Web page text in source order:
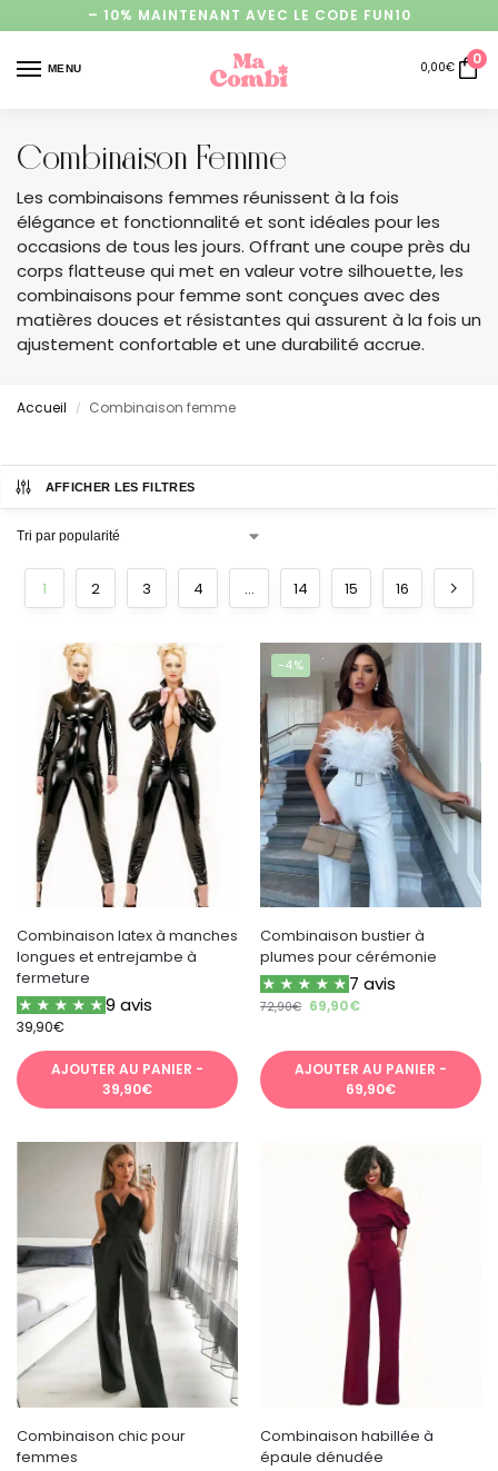
– 10% MAINTENANT AVEC LE CODE FUN10
MENU
0
0,00€
Combinaison Femme
Les combinaisons femmes réunissent à la fois
élégance et fonctionnalité et sont idéales pour les
occasions de tous les jours. Offrant une coupe près du
corps flatteuse qui met en valeur votre silhouette, les
combinaisons pour femme sont conçues avec des
matières douces et résistantes qui assurent à la fois un
ajustement confortable et une durabilité accrue.
Accueil / Combinaison femme
AFFICHER LES FILTRES
1 2 3 4 … 14 15 16
Combinaison latex à manches
longues et entrejambe à
fermeture
9 avis
39,90€
AJOUTER AU PANIER -
39,90€
-4%
Combinaison bustier à
plumes pour cérémonie
7 avis
72,90€ 69,90€
AJOUTER AU PANIER -
69,90€
Combinaison chic pour
femmes
Combinaison habillée à
épaule dénudée